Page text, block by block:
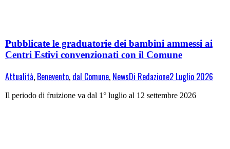
Pubblicate le graduatorie dei bambini ammessi ai
Centri Estivi convenzionati con il Comune
Attualità, Benevento, dal Comune, NewsDi Redazione2 Luglio 2026
Il periodo di fruizione va dal 1° luglio al 12 settembre 2026